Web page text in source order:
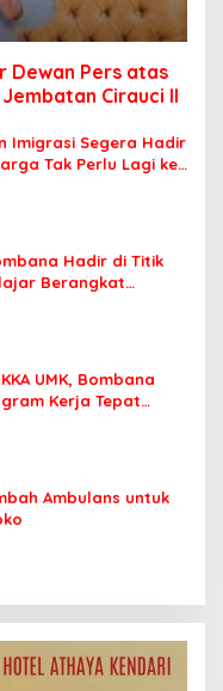
Dewan Pers atas
Cirauci II
Imigrasi Segera Hadir
Tak Perlu Lagi ke
Hadir di Titik
Berangkat
UMK, Bombana
Kerja Tepat
Ambulans untuk